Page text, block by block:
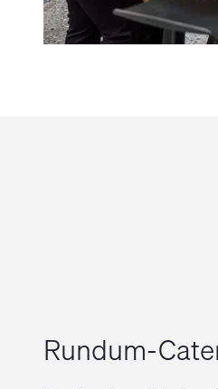
Rundum-